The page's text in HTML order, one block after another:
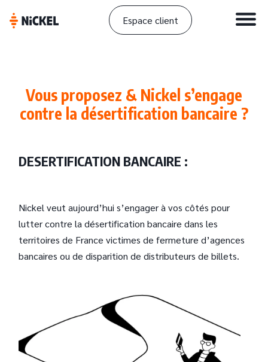
Espace client
Vous proposez & Nickel s’engage
contre la désertification bancaire ?
DESERTIFICATION BANCAIRE :
Nickel veut aujourd’hui s’engager à vos côtés pour
lutter contre la désertification bancaire dans les
territoires de France victimes de fermeture d’agences
bancaires ou de disparition de distributeurs de billets.